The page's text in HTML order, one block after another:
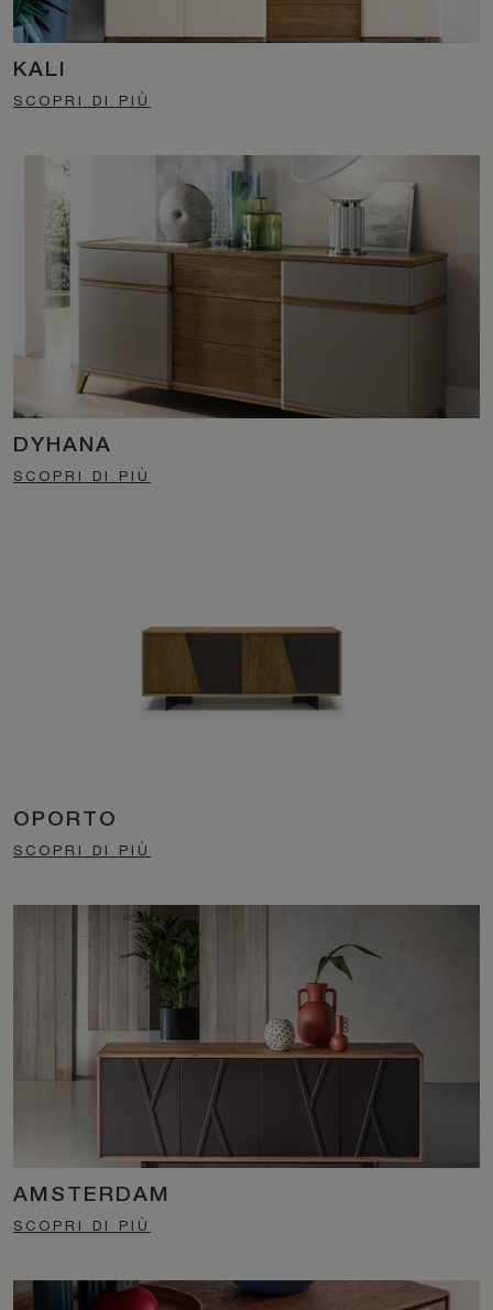
KALI
SCOPRI DI PIÙ
DYHANA
SCOPRI DI PIÙ
OPORTO
SCOPRI DI PIÙ
AMSTERDAM
SCOPRI DI PIÙ